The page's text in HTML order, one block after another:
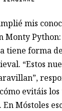
mis
Monty Python:
tiene forma
“Estos
evitáis
Móstoles